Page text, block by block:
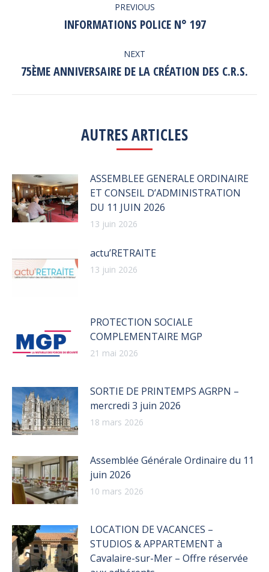
NAVIGATION PREVIOUS
Previous
INFORMATIONS POLICE N° 197
NEXT
Next
75ÈME ANNIVERSAIRE DE LA CRÉATION DES C.R.S.
AUTRES ARTICLES
ASSEMBLEE GENERALE ORDINAIRE
ET CONSEIL D’ADMINISTRATION
DU 11 JUIN 2026
13 juin 2026
actu’RETRAITE
13 juin 2026
PROTECTION SOCIALE
COMPLEMENTAIRE MGP
21 mai 2026
SORTIE DE PRINTEMPS AGRPN –
mercredi 3 juin 2026
18 mars 2026
Assemblée Générale Ordinaire du 11
juin 2026
10 mars 2026
LOCATION DE VACANCES –
STUDIOS & APPARTEMENT à
Cavalaire-sur-Mer – Offre réservée